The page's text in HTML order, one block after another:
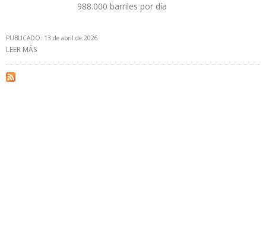
988.000 barriles por día
PUBLICADO: 13 de abril de 2026
LEER MÁS